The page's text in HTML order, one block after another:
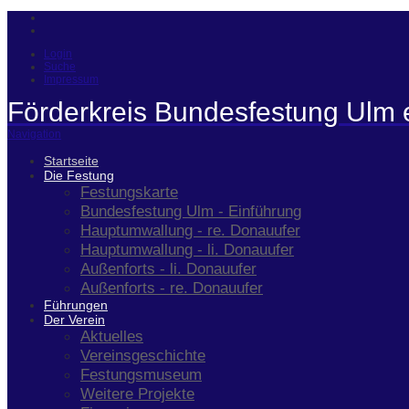
Login
Suche
Impressum
Förderkreis Bundesfestung Ulm
Navigation
Startseite
Die Festung
Festungskarte
Bundesfestung Ulm - Einführung
Hauptumwallung - re. Donauufer
Hauptumwallung - li. Donauufer
Außenforts - li. Donauufer
Außenforts - re. Donauufer
Führungen
Der Verein
Aktuelles
Vereinsgeschichte
Festungsmuseum
Weitere Projekte